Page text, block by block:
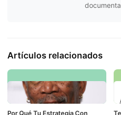
Artículos relacionados
Por Qué Tu Estrategia Con